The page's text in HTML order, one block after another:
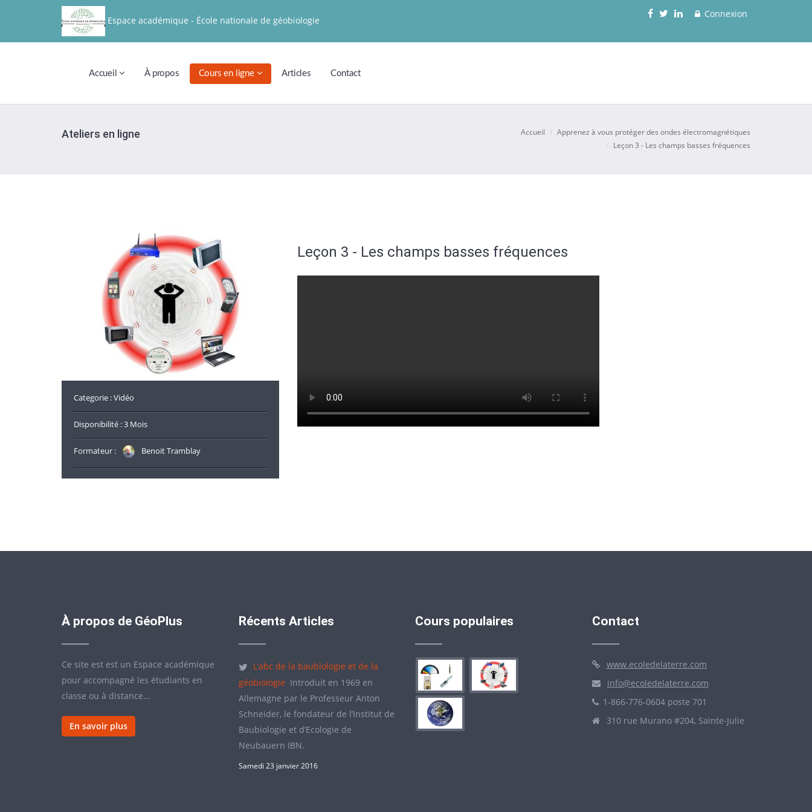
Espace académique - École nationale de géobiologie
Connexion
Accueil À propos Cours en ligne Articles Contact
Ateliers en ligne Accueil
Apprenez à vous protéger des ondes électromagnétiques
Leçon 3 - Les champs basses fréquences
Categorie : Vidéo
Disponibilité : 3 Mois
Formateur : Benoit Tramblay
Leçon 3 - Les champs basses fréquences
À propos de GéoPlus
Ce site est est un Espace académique
pour accompagné les étudiants en
classe ou à distance...
En savoir plus
Récents Articles
L’abc de la baubiologie et de la
géobiologie Introduit en 1969 en
Allemagne par le Professeur Anton
Schneider, le fondateur de l’Institut de
Baubiologie et d’Ecologie de
Neubauern IBN.
Samedi 23 janvier 2016
Cours populaires Contact
www.ecoledelaterre.com
info@ecoledelaterre.com
1-866-776-0604 poste 701
310 rue Murano #204, Sainte-Julie